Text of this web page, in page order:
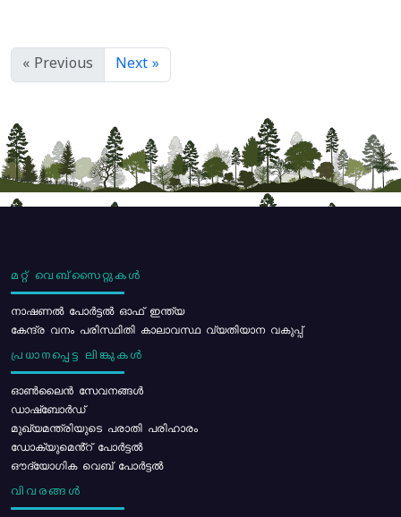
« Previous Next »
മറ്റ് വെബ്സൈറ്റുകൾ
നാഷണൽ പോർട്ടൽ ഓഫ് ഇന്ത്യ
കേന്ദ്ര വനം പരിസ്ഥിതി കാലാവസ്ഥ വ്യതിയാന വകുപ്പ്
പ്രധാനപ്പെട്ട ലിങ്കുകൾ
ഓൺലൈൻ സേവനങ്ങൾ
ഡാഷ്ബോർഡ്
മുഖ്യമന്ത്രിയുടെ പരാതി പരിഹാരം
ഡോക്യുമെൻ്റ് പോർട്ടൽ
ഔദ്യോഗിക വെബ് പോർട്ടൽ
വിവരങ്ങൾ